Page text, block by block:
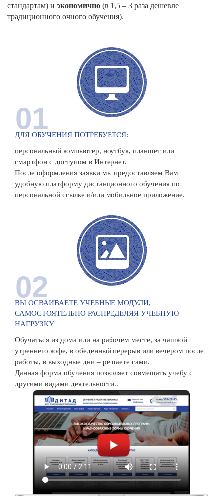
стандартам) и экономично (в 1,5 – 3 раза дешевле
традиционного очного обучения).
01
ДЛЯ ОБУЧЕНИЯ ПОТРЕБУЕТСЯ:
персональный компьютер, ноутбук, планшет или
смартфон с доступом в Интернет.
После оформления заявки мы предоставляем Вам
удобную платформу дистанционного обучения по
персональной ссылке и/или мобильное приложение.
02
ВЫ ОСВАИВАЕТЕ УЧЕБНЫЕ МОДУЛИ,
САМОСТОЯТЕЛЬНО РАСПРЕДЕЛЯЯ УЧЕБНУЮ
НАГРУЗКУ
Обучаться из дома или на рабочем месте, за чашкой
утреннего кофе, в обеденный перерыв или вечером после
работы, в выходные дни – решаете сами.
Данная форма обучения позволяет совмещать учебу с
другими видами деятельности..